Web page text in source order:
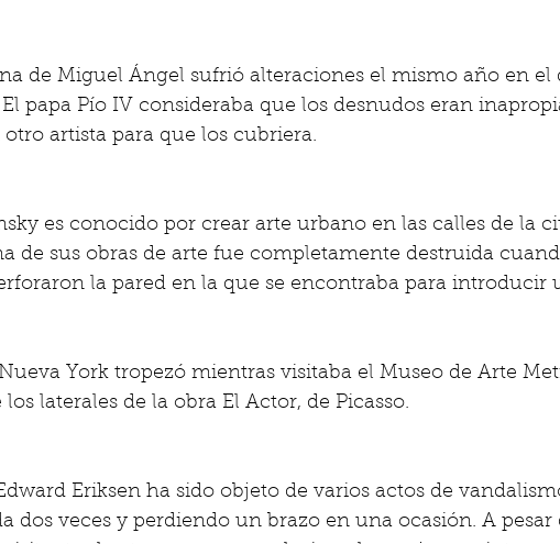
de Miguel Ángel sufrió alteraciones el mismo año en el
papa Pío IV consideraba que los desnudos eran
artista para que los cubriera.
es conocido por crear arte urbano en las calles de la
de sus obras de arte fue completamente destruida
la pared en la que se encontraba para introducir
York tropezó mientras visitaba el Museo de Arte
laterales de la obra El Actor, de Picasso.
Eriksen ha sido objeto de varios actos de
dos veces y perdiendo un brazo en una ocasión. A pesar